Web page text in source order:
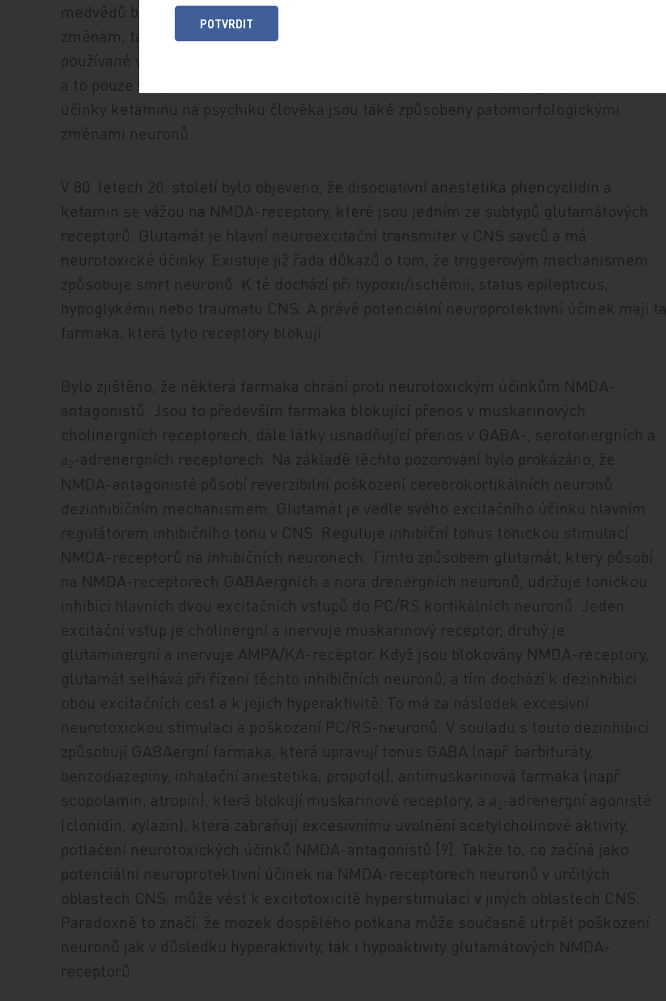
medvědů barribalů (Ursus americanus) phencyclidinem vedly k jejich povahovým
změnám, takže se stávali agresivními. Tiletamin, další disociativní anestetikum
používané ve veterinární medicíně, způsobuje již menší výskyt těchto změn neuronů,
a to pouze ve vyšších dávkách. Je však možné, že vzácně se vyskytující protrahované
účinky ketaminu na psychiku člověka jsou také způsobeny patomorfologickými
změnami neuronů.
V 80. letech 20. století bylo objeveno, že disociativní anestetika phencyclidin a
ketamin se vážou na NMDA-receptory, které jsou jedním ze subtypů glutamátových
receptorů. Glutamát je hlavní neuroexcitační transmiter v CNS savců a má
neurotoxické účinky. Existuje již řada důkazů o tom, že triggerovým mechanismem
způsobuje smrt neuronů. K té dochází při hypoxii/ischémii, status epilepticus,
hypoglykémii nebo traumatu CNS. A právě potenciální neuroprotektivní účinek mají ta
farmaka, která tyto receptory blokují.
Bylo zjištěno, že některá farmaka chrání proti neurotoxickým účinkům NMDA-
antagonistů. Jsou to především farmaka blokující přenos v muskarinových
cholinergních receptorech, dále látky usnadňující přenos v GABA-, serotonergních a
a -adrenergních receptorech. Na základě těchto pozorování bylo prokázáno, že
NMDA-antagonisté působí reverzibilní poškození cerebrokortikálních neuronů
dezinhibičním mechanismem. Glutamát je vedle svého excitačního účinku hlavním
regulátorem inhibičního tonu v CNS. Reguluje inhibiční tonus tonickou stimulací
NMDA-receptorů na inhibičních neuronech. Tímto způsobem glutamát, který působí
na NMDA-receptorech GABAergních a nora drenergních neuronů, udržuje tonickou
inhibici hlavních dvou excitačních vstupů do PC/RS kortikálních neuronů. Jeden
excitační vstup je cholinergní a inervuje muskarinový receptor, druhý je
glutaminergní a inervuje AMPA/KA-receptor. Když jsou blokovány NMDA-receptory,
glutamát selhává při řízení těchto inhibičních neuronů, a tím dochází k dezinhibici
obou excitačních cest a k jejich hyperaktivitě. To má za následek excesivní
neurotoxickou stimulaci a poškození PC/RS-neuronů. V souladu s touto dezinhibicí
způsobují GABAergní farmaka, která upravují tonus GABA (např. barbituráty,
benzodiazepiny, inhalační anestetika, propofol), antimuskarinová farmaka (např.
scopolamin, atropin), která blokují muskarinové receptory, a a -adrenergní agonisté
(clonidin, xylazin), která zabraňují excesivnímu uvolnění acetylcholinové aktivity,
potlačení neurotoxických účinků NMDA-antagonistů [9]. Takže to, co začíná jako
potenciální neuroprotektivní účinek na NMDA-receptorech neuronů v určitých
oblastech CNS, může vést k excitotoxicitě hyperstimulací v jiných oblastech CNS.
Paradoxně to značí, že mozek dospělého potkana může současně utrpět poškození
neuronů jak v důsledku hyperaktivity, tak i hypoaktivity glutamátových NMDA-
receptorů.
POTVRDIT